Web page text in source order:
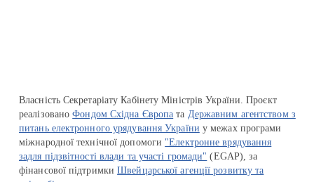
Власність Секретаріату Кабінету Міністрів України. Проєкт
реалізованоФондом Східна Європа та Державним агентством з
питань електронного урядування України у межах програми
міжнародної технічної допомоги "Електронне врядування
задля підзвітності влади та участі громади" (EGAP), за
фінансової підтримкиШвейцарської агенції розвитку та